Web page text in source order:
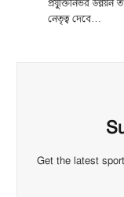
প্রযুক্তিনির্ভর
নেতৃত্ব দেবে…
Get the latest